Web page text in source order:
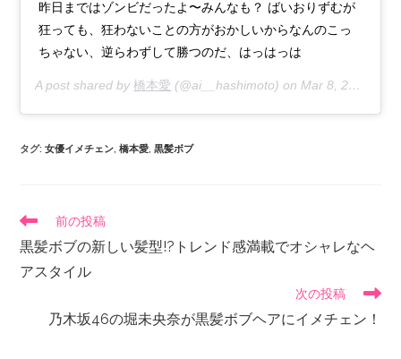
昨日まではゾンビだったよ〜みんなも？ ばいおりずむが
狂っても、狂わないことの方がおかしいからなんのこっ
ちゃない、逆らわずして勝つのだ、はっはっは
A post shared by橋本愛 (@ai__hashimoto) onMar 8, 2019 at 2:56am PST
タグ:女優イメチェン, 橋本愛, 黒髪ボブ
前の投稿
黒髪ボブの新しい髪型!?トレンド感満載でオシャレなヘ
アスタイル
次の投稿
乃木坂46の堀未央奈が黒髪ボブヘアにイメチェン！